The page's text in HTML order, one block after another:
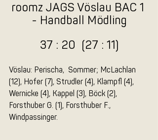
roomz JAGS Vöslau BAC 1
- Handball Mödling
37 : 20  (27 : 11)
Vöslau: Perischa,  Sommer; McLachlan
(12), Hofer (7), Strudler (4), Klampfl (4),
Wernicke (4), Kappel (3), Böck (2),
Forsthuber G. (1), Forsthuber F.,
Windpassinger.